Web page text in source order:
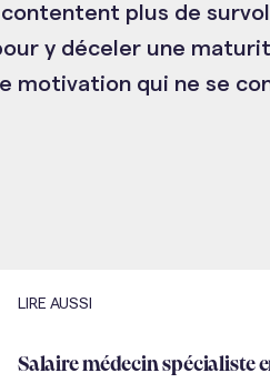
plus de
y déceler une
motivation qui ne se
LIRE AUSSI
Salaire médecin spécialiste